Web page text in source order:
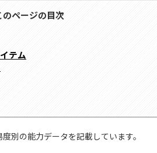
のページの目次
テム
別の能力データを記載しています。